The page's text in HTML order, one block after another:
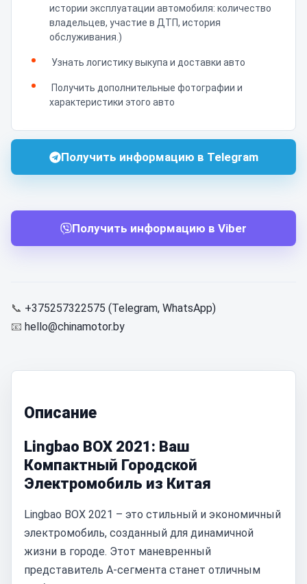
истории эксплуатации автомобиля: количество
владельцев, участие в ДТП, история
обслуживания.)
Узнать логистику выкупа и доставки авто
Получить дополнительные фотографии и
характеристики этого авто
Получить информацию в Telegram
Получить информацию в Viber
📞 +375257322575 (Telegram, WhatsApp)
📧 hello@chinamotor.by
Описание
Lingbao BOX 2021: Ваш
Компактный Городской
Электромобиль из Китая
Lingbao BOX 2021 – это стильный и экономичный
электромобиль, созданный для динамичной
жизни в городе. Этот маневренный
представитель A-сегмента станет отличным